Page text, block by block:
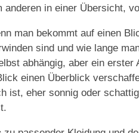
in einer Übersicht,
man bekommt auf einen
sind und wie lange
abhängig, aber ein
einen Überblick
ist, eher sonnig oder